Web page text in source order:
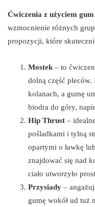
Ćwiczenia z użyciem
wzmocnienie różnych
propozycji, które
Mostek – to
dolną część pleców.
kolanach, a gumę
biodra do góry,
Hip Thrust –
pośladkami i tylną
opartymi o ławkę
znajdować się nad
ciało utworzyło
Przysiady –
gumę wokół ud tuż